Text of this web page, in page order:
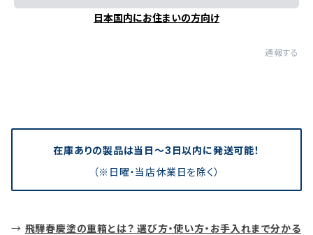
日本国内にお住まいの方向け
通報する
在庫ありの製品は当日〜3日以内に発送可能！
（※日曜・当店休業日を除く）
→ 飛騨春慶塗の重箱とは？ 選び方・使い方・お手入れまで分かる